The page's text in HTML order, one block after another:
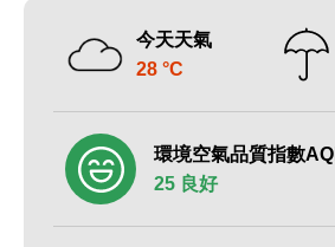
今天天氣
28 °C
環境空氣品質指數AQI
25 良好